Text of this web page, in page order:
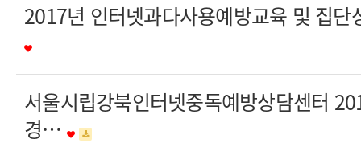
2017년 인터넷과다사용예방교육 및 집
서울시립강북인터넷중독예방상담센터
경…